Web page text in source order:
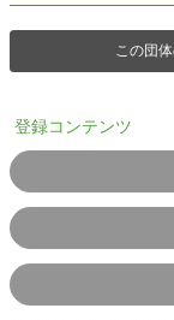
この団
登録コンテンツ